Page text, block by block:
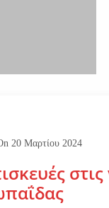
20 Μαρτίου 2024